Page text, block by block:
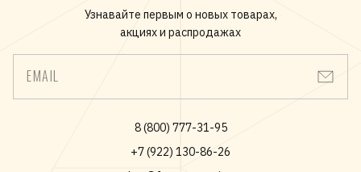
Узнавайте первым о новых товарах,
акциях и распродажах
EMAIL
8 (800) 777-31-95
+7 (922) 130-86-26